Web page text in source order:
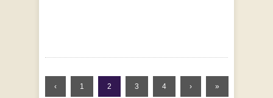
‹ 1 2 3 4 › »